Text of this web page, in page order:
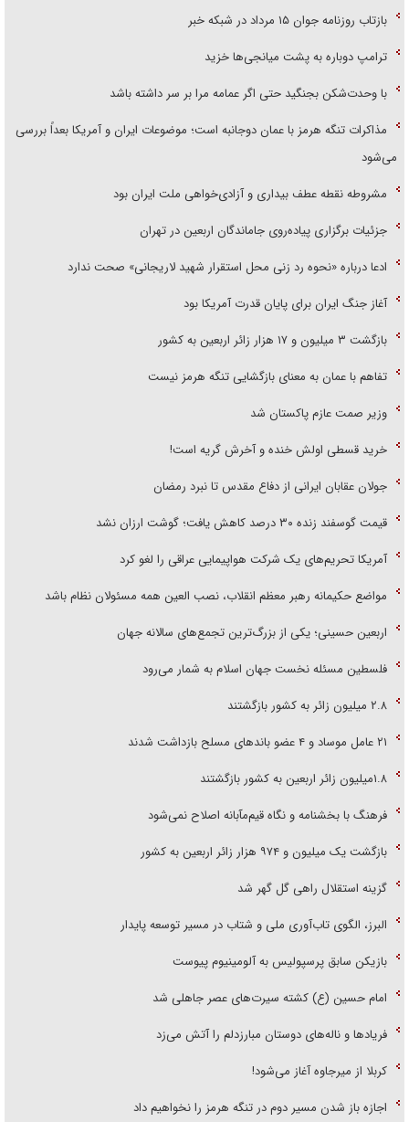
بازتاب روزنامه جوان ۱۵ مرداد در شبکه خبر
ترامپ دوباره به پشت میانجی‌ها خزید
با وحدت‌شکن بجنگید حتی اگر عمامه مرا بر سر داشته باشد
مذاکرات تنگه هرمز با عمان دوجانبه است؛ موضوعات ایران و آمریکا بعداً بررسی
می‌شود
مشروطه نقطه عطف بیداری و آزادی‌خواهی ملت ایران بود
جزئیات برگزاری پیاده‌روی جاماندگان اربعین در تهران
ادعا درباره «نحوه رد زنی محل استقرار شهید لاریجانی» صحت ندارد
آغاز جنگ ایران برای پایان قدرت آمریکا بود
بازگشت ۳ میلیون و ۱۷ هزار زائر اربعین به کشور
تفاهم با عمان به معنای بازگشایی تنگه هرمز نیست
وزیر صمت عازم پاکستان شد
خرید قسطی اولش خنده و آخرش گریه است!
جولان عقابان ایرانی از دفاع مقدس تا نبرد رمضان
قیمت گوسفند زنده ۳۰ درصد کاهش یافت؛ گوشت ارزان نشد
آمریکا تحریم‌های یک شرکت هواپیمایی عراقی را لغو کرد
مواضع حکیمانه رهبر معظم انقلاب، نصب العین همه مسئولان نظام باشد
اربعین حسینی؛ یکی از بزرگ‌ترین تجمع‌های سالانه جهان
فلسطین مسئله نخست جهان اسلام به شمار می‌رود
۲.۸ میلیون زائر به کشور بازگشتند
۲۱ عامل موساد و ۴ عضو باند‌های مسلح بازداشت شدند
۱.۸میلیون زائر اربعین به کشور بازگشتند
فرهنگ با بخشنامه و نگاه قیم‌مآبانه اصلاح نمی‌شود
بازگشت یک میلیون و ۹۷۴ هزار زائر اربعین به کشور
گزینه استقلال راهی گل گهر شد
البرز، الگوی تاب‌آوری ملی و شتاب در مسیر توسعه پایدار
بازیکن سابق پرسپولیس به آلومینیوم پیوست
امام حسین (ع) کشته سیرت‌های عصر جاهلی شد
فریاد‌ها و ناله‌های دوستان مبارزدلم را آتش می‌زد
کربلا از میرجاوه آغاز می‌شود!
اجازه باز شدن مسیر دوم در تنگه هرمز را نخواهیم داد